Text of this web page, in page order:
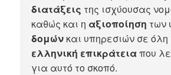
διατάξεις της ισχύουσας
καθώς και η αξιοποίηση των
δομών και υπηρεσιών σε όλη
ελληνική επικράτειαπου
για αυτό το σκοπό.​